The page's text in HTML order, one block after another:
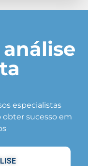
especialistas
sucesso em